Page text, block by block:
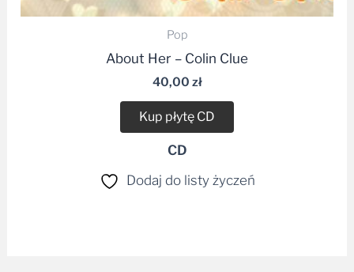
Pop
About Her – Colin Clue
40,00 zł
Kup płytę CD
CD
Dodaj do listy życzeń